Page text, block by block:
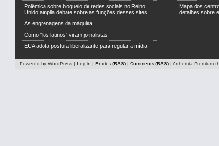
Polêmica sobre bloqueio de redes sociais no Reino
Unido amplia debate sobre as funções desses sites
As engrenagens da máquina
Como “los latinos” viram jornalistas
EUA adota postura liberalizante para regular a mídia
Mapa dos
detalhes sobre
Powered by WordPress | Log in | Entries (RSS) | Comments (RSS) | Arthemia Premium